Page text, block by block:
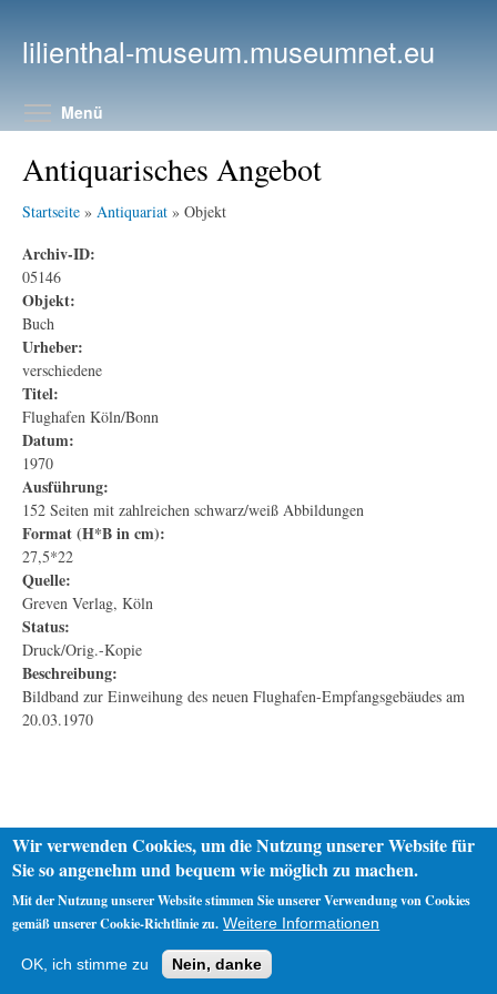
lilienthal-museum.museumnet.eu
Menü
Antiquarisches Angebot
Startseite » Antiquariat » Objekt
Archiv-ID:
05146
Objekt:
Buch
Urheber:
verschiedene
Titel:
Flughafen Köln/Bonn
Datum:
1970
Ausführung:
152 Seiten mit zahlreichen schwarz/weiß Abbildungen
Format (H*B in cm):
27,5*22
Quelle:
Greven Verlag, Köln
Status:
Druck/Orig.-Kopie
Beschreibung:
Bildband zur Einweihung des neuen Flughafen-Empfangsgebäudes am
20.03.1970
Impressum
Wir verwenden Cookies, um die Nutzung unserer Website für
Sie so angenehm und bequem wie möglich zu machen.
Mit der Nutzung unserer Website stimmen Sie unserer Verwendung von Cookies
gemäß unserer Cookie-Richtlinie zu. Weitere Informationen
OK, ich stimme zu Nein, danke